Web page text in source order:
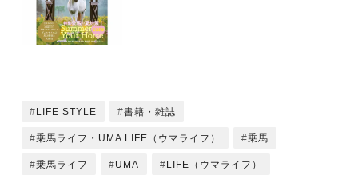
●The Live Horses
ドイツ馬術界の聖地で
フランス伝統馬術のルーツ
ヴェルサイユの馬の歴史と大厩舎
LIFE STYLE 書籍・雑誌
乗馬ライフ・UMA LIFE（ウマライフ） 乗馬
乗馬ライフ UMA LIFE（ウマライフ）